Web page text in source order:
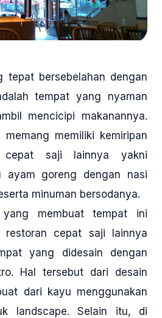
tepat bersebelahan dengan
tempat yang nyaman
mencicipi makanannya.
memiliki kemiripan
cepat saji lainnya yakni
ayam goreng dengan nasi
minuman bersodanya.
membuat tempat ini
restoran cepat saji lainnya
yang didesain dengan
Hal tersebut dari desain
dari kayu menggunakan
landscape. Selain itu, di